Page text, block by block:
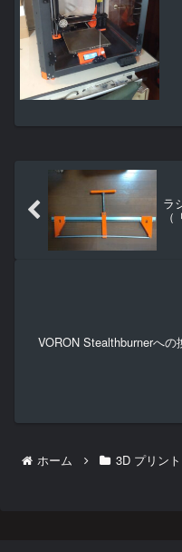
ラ
VORON Stealthburnerへの
ホーム 3D プリント